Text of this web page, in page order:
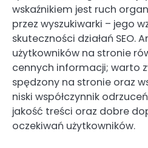
wskaźnikiem jest ruch
przez wyszukiwarki – jego
skuteczności działań SEO.
użytkowników na stronie
cennych informacji; warto
spędzony na stronie oraz
niski współczynnik
jakość treści oraz dobre
oczekiwań użytkowników.